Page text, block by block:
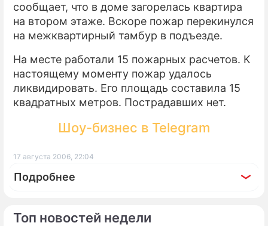
ПРЕСС-РЕЛИЗЫ
Топ новостей недели
сообщает, что в доме загорелась квартира
на втором этаже. Вскоре пожар перекинулся
на межквартирный тамбур в подъезде.
На месте работали 15 пожарных расчетов. К
настоящему моменту пожар удалось
ликвидировать. Его площадь составила 15
квадратных метров. Пострадавших нет.
Шоу-бизнес в Telegram
17 августа 2006, 22:04
Подробнее